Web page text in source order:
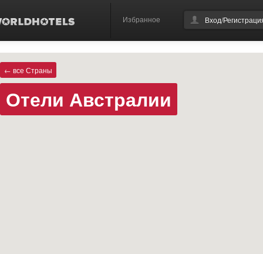
Избранное Вход/
← все Страны
Отели Австралии